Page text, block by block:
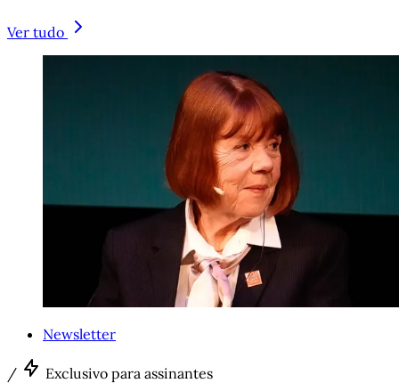
Ver tudo
Newsletter
/ Exclusivo para assinantes